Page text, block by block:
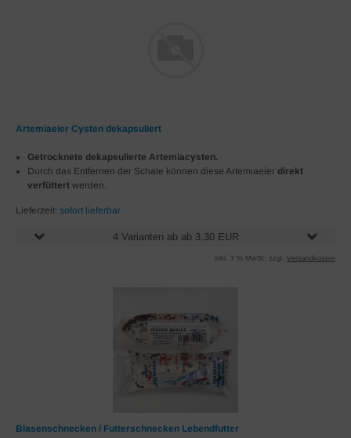
Artemiaeier Cysten dekapsuliert
Getrocknete dekapsulierte Artemiacysten.
Durch das Entfernen der Schale können diese Artemiaeier direkt
verfüttert werden.
Lieferzeit: sofort lieferbar
4 Varianten ab ab 3,30 EUR
inkl. 7 % MwSt. zzgl. Versandkosten
Blasenschnecken / Futterschnecken Lebendfutter